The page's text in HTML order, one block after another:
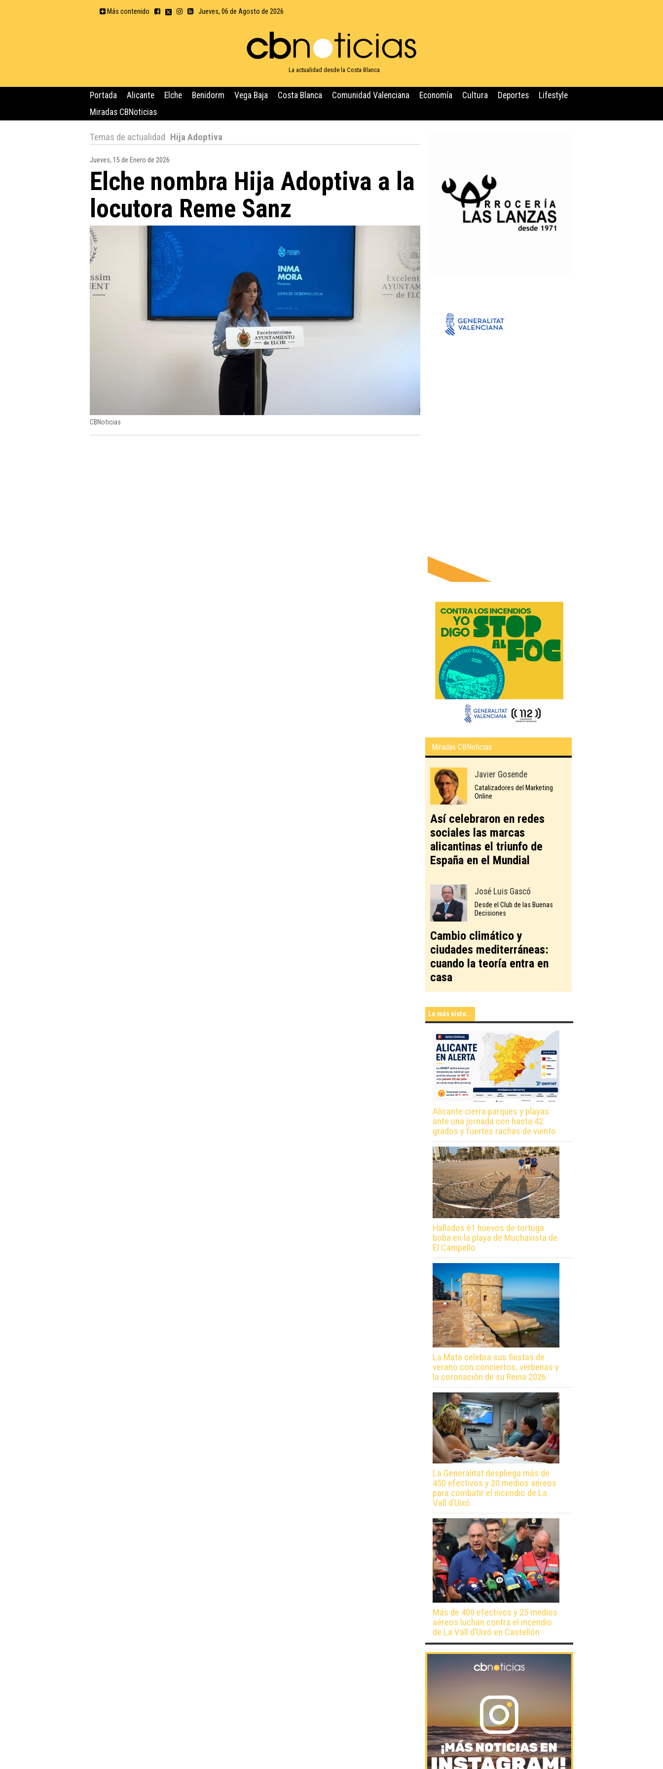
Más contenido Jueves, 06 de Agosto de 2026
La actualidad desde la Costa Blanca
Portada Alicante Elche Benidorm Vega Baja Costa Blanca Comunidad Valenciana Economía Cultura Deportes
Lifestyle
Miradas CBNoticias
Temas de actualidad Hija Adoptiva
Jueves, 15 de Enero de 2026
Elche nombra Hija Adoptiva a la
locutora Reme Sanz
CBNoticias
Miradas CBNoticias
Javier Gosende
Catalizadores del Marketing
Online
Así celebraron en redes
sociales las marcas
alicantinas el triunfo de
España en el Mundial
José Luis Gascó
Desde el Club de las Buenas
Decisiones
Cambio climático y
ciudades mediterráneas:
cuando la teoría entra en
casa
Lo más visto...
Alicante cierra parques y playas
ante una jornada con hasta 42
grados y fuertes rachas de viento
Hallados 61 huevos de tortuga
boba en la playa de Muchavista de
El Campello
La Mata celebra sus fiestas de
verano con conciertos, verbenas y
la coronación de su Reina 2026
La Generalitat despliega más de
450 efectivos y 20 medios aéreos
para combatir el incendio de La
Vall d’Uixó
Más de 400 efectivos y 25 medios
aéreos luchan contra el incendio
de La Vall d’Uixó en Castellón